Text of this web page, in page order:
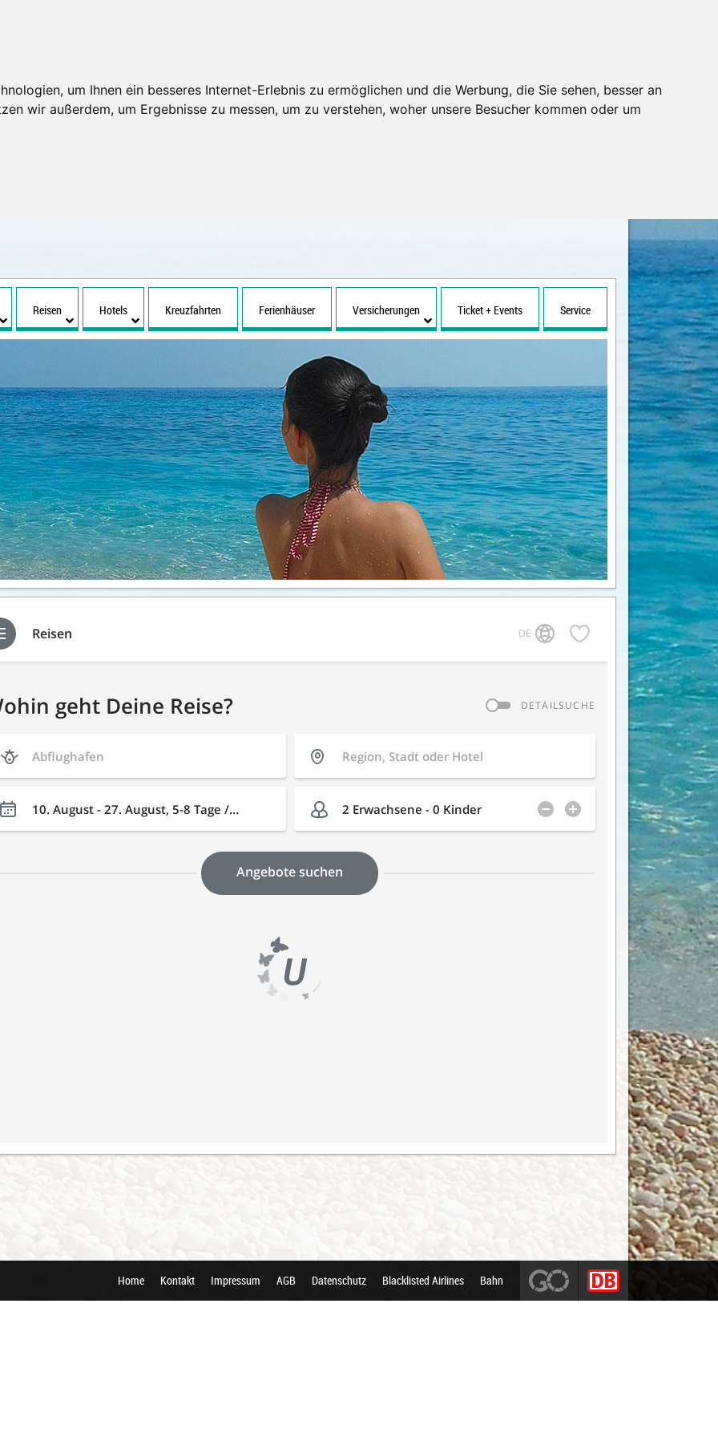
um Ihnen ein besseres Internet-Erlebnis zu ermöglichen und die Werbung, die Sie sehen, besser an
wir außerdem, um Ergebnisse zu messen, um zu verstehen, woher unsere Besucher kommen oder um
Reisen Hotels Kreuzfahrten Ferienhäuser Versicherungen Ticket + Events Service
Home Kontakt Impressum AGB Datenschutz Blacklisted Airlines Bahn